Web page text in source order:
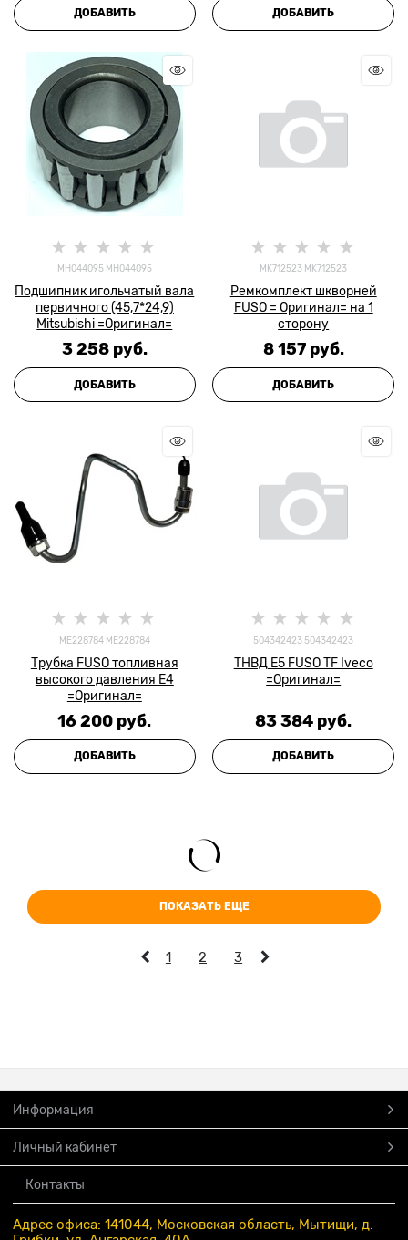
ДОБАВИТЬ ДОБАВИТЬ
MH044095 MH044095
Подшипник игольчатый вала
первичного (45,7*24,9)
Mitsubishi =Оригинал=
3 258 руб.
ДОБАВИТЬ
MK712523 MK712523
Ремкомплект шкворней
FUSO = Оригинал= на 1
сторону
8 157 руб.
ДОБАВИТЬ
ME228784 ME228784
Трубка FUSO топливная
высокого давления Е4
=Оригинал=
16 200 руб.
ДОБАВИТЬ
504342423 504342423
ТНВД E5 FUSO TF Iveco
=Оригинал=
83 384 руб.
ДОБАВИТЬ
ПОКАЗАТЬ ЕЩЕ
1 2 3
Информация
Личный кабинет
Контакты
Адрес офиса: 141044, Московская область, Мытищи, д.